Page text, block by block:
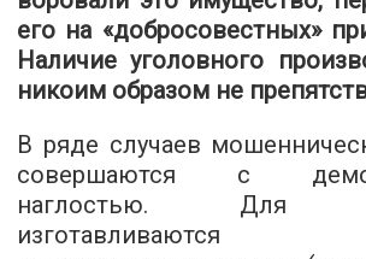
его на «добросовестных»
Наличие уголовного
никоим образом не
В ряде случаев
совершаются с
наглостью. Для
изготавливаются